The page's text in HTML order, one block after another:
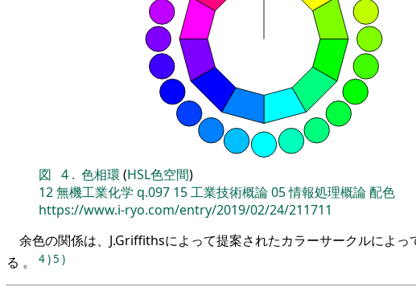
図 4 . 色相環 (HSL色空間)
12無機工業化学 q.097 15工業技術概論05情報処理概論配色
https://www.i-ryo.com/entry/2019/02/24/211711
余色の関係は、J.Griffithsによって提案されたカラーサークルによっ
る 。
4)5 )